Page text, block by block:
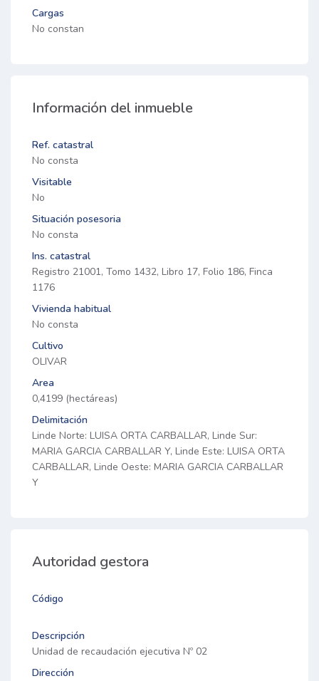
Cargas
No constan
Información del inmueble
Ref. catastral
No consta
Visitable
No
Situación posesoria
No consta
Ins. catastral
Registro 21001, Tomo 1432, Libro 17, Folio 186, Finca
1176
Vivienda habitual
No consta
Cultivo
OLIVAR
Area
0,4199 (hectáreas)
Delimitación
Linde Norte: LUISA ORTA CARBALLAR, Linde Sur:
MARIA GARCIA CARBALLAR Y, Linde Este: LUISA ORTA
CARBALLAR, Linde Oeste: MARIA GARCIA CARBALLAR
Y
Autoridad gestora
Código
Descripción
Unidad de recaudación ejecutiva Nº 02
Dirección